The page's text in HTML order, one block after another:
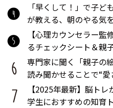
「早くして！」で子
が教える、朝のやる気
【心理カウンセラー
るチェックシート＆親
専門家に聞く「親子の
読み聞かせることで“
【2025年最新】脳ト
学生におすすめの知育